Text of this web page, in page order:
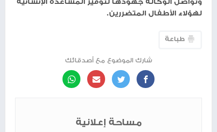
لهؤلاء الأطفال المتضررين.
طباعة
شارك الموضوع مع أصدقائك
مساحة إعلانية